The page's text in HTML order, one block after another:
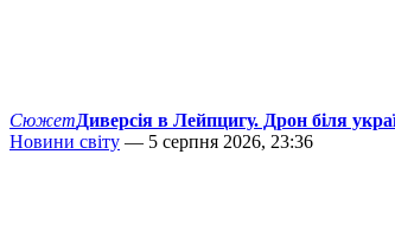
СюжетДиверсія в Лейпцигу. Дрон біля
Новини світу — 5 серпня 2026, 23:36